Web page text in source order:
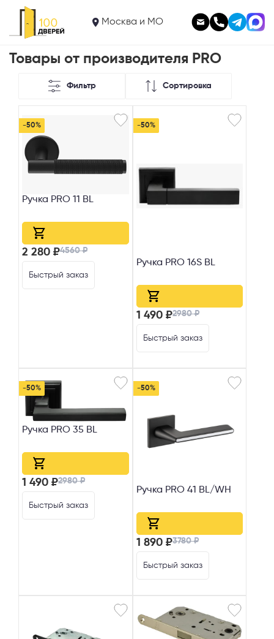
Москва и МО
Товары от производителя PRO
Фильтр Сортировка
-50%
Ручка PRO 11 BL
2 280 ₽4560 ₽
Быстрый заказ
-50%
Ручка PRO 16S BL
1 490 ₽2980 ₽
Быстрый заказ
-50%
Ручка PRO 35 BL
1 490 ₽2980 ₽
Быстрый заказ
-50%
Ручка PRO 41 BL/WH
1 890 ₽3780 ₽
Быстрый заказ